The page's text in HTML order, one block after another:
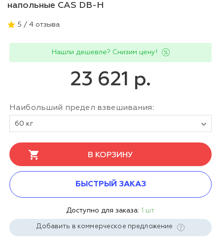
напольные CAS DB-H
5 / 4 отзыва
Нашли дешевле? Снизим цену!
23 621 р.
Наибольший предел взвешивания:
60 кг
В КОРЗИНУ
БЫСТРЫЙ ЗАКАЗ
Доступно для заказа: 1 шт.
Добавить в коммерческое предложение